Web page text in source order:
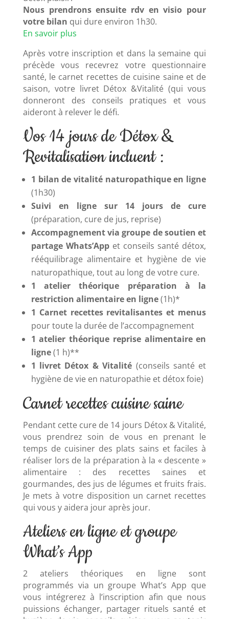
Nous prendrons ensuite rdv en visio pour
votre bilan qui dure environ 1h30.
En savoir plus
Après votre inscription et dans la semaine qui
précède vous recevrez votre questionnaire
santé, le carnet recettes de cuisine saine et de
saison, votre livret Détox &Vitalité (qui vous
donneront des conseils pratiques et vous
aideront à relever le défi.
Vos 14 jours de Détox &
Revitalisation incluent :
1 bilan de vitalité naturopathique en ligne
(1h30)
Suivi en ligne sur 14 jours de cure
(préparation, cure de jus, reprise)
Accompagnement via groupe de soutien et
partage Whats’Appet conseils santé détox,
rééquilibrage alimentaire et hygiène de vie
naturopathique, tout au long de votre cure.
1 atelier théorique préparation à la
restriction alimentaire en ligne(1h)*
1 Carnet recettes revitalisantes et menus
pour toute la durée de l’accompagnement
1 atelier théorique reprise alimentaire en
ligne(1 h)**
1 livret Détox & Vitalité (conseils santé et
hygiène de vie en naturopathie et détox foie)
Carnet recettes cuisine saine
Pendant cette cure de 14 jours Détox & Vitalité,
vous prendrez soin de vous en prenant le
temps de cuisiner des plats sains et faciles à
réaliser lors de la préparation à la « descente »
alimentaire : des recettes saines et
gourmandes, des jus de légumes et fruits frais.
Je mets à votre disposition un carnet recettes
qui vous y aidera jour après jour.
Ateliers en ligne et groupe
What’s App
2 ateliers théoriques en ligne sont
programmés via un groupe What’s App que
vous intégrerez à l’inscription afin que nous
puissions échanger, partager rituels santé et